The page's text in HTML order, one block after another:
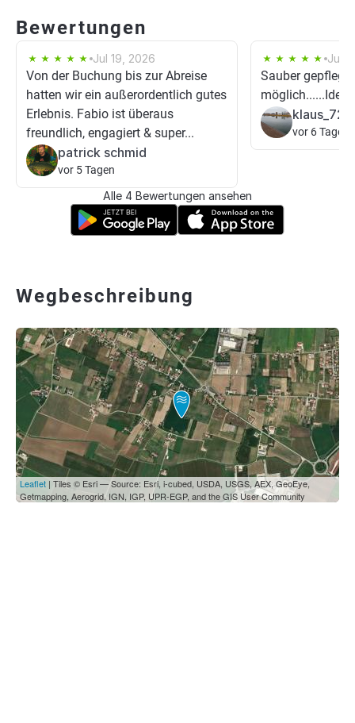
Bewertungen
Jul 19, 2026
Von der Buchung bis zur Abreise
hatten wir ein außerordentlich gutes
Erlebnis. Fabio ist überaus
freundlich, engagiert & super...
patrick schmid
vor 5 Tagen
Jun
Sauber
klaus_72
vor 6 Tagen
Alle 4 Bewertungen ansehen
Wegbeschreibung
Leaflet | Tiles © Esri — Source: Esri, i-cubed, USDA, USGS, AEX, GeoEye,
Getmapping, Aerogrid, IGN, IGP, UPR-EGP, and the GIS User Community